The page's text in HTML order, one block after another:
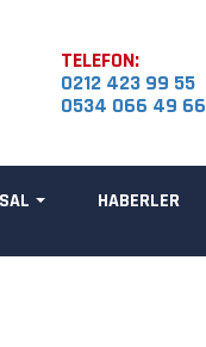
TELEFON:
0212 423 99 55
0534 066 49 66
HABERLER